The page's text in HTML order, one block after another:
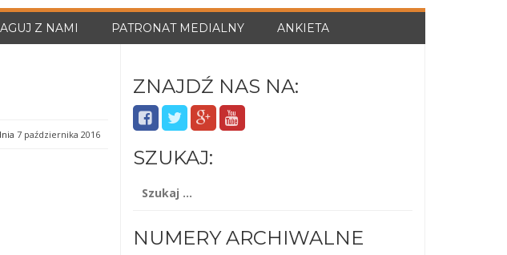
Z NAMI PATRONAT MEDIALNY ANKIETA
7 października 2016
ZNAJDŹ NAS NA:
SZUKAJ:
NUMERY ARCHIWALNE